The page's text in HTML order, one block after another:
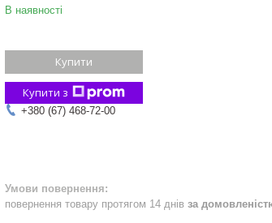
В наявності
Купити
Купити з
+380 (67) 468-72-00
повернення товару протягом 14 днів за